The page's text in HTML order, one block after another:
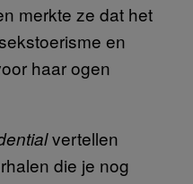
merkte ze dat het
en
haar ogen
vertellen
die je nog